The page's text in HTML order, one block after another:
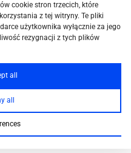
cookie stron trzecich, które
z tej witryny. Te pliki
użytkownika wyłącznie za jego
rezygnacji z tych plików
all
all